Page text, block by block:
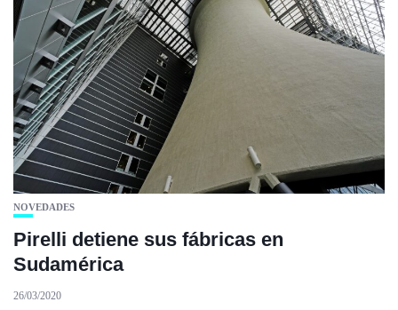
NOVEDADES
Pirelli detiene sus fábricas en
Sudamérica
26/03/2020